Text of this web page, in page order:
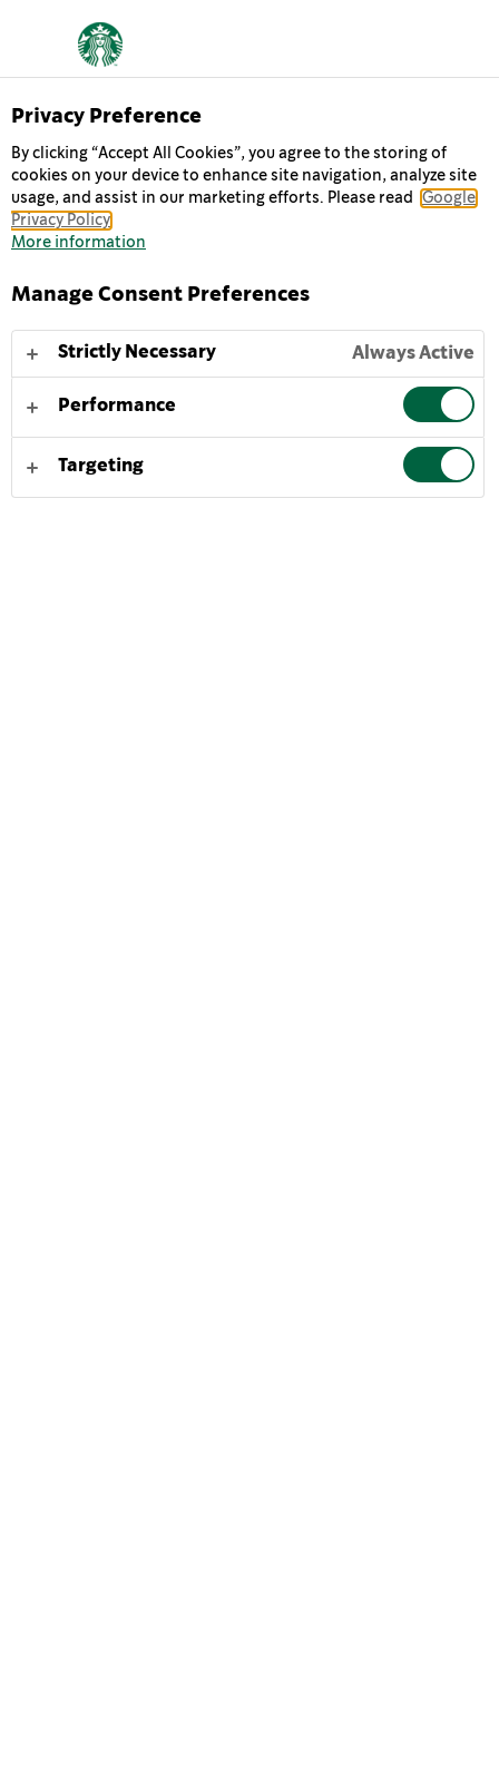
Chilled Classics
CAFFÈ LATTE NO
ADDED SUGAR
Starbucks® Caffè Latte No Added Sugar Iced Coffee :
Une pause-café rafraîchissante au goût inoubliable.
Savourez nos cafés froids quand vous voulez, où que
vous soyez – à la maison ou en déplacement.
Pour mieux savourer notre délicieux Starbucks® Caffè
Latte No Added Sugar, servir très frais ou avec des
glaçons et agiter doucement pour révéler toutes ses
Privacy Preference
By clicking “Accept All Cookies”, you agree to the storing of
cookies on your device to enhance site navigation, analyze site
usage, and assist in our marketing efforts. Please read
Google
Privacy Policy
More information
Manage Consent Preferences
Strictly Necessary Always Active
Performance
Targeting